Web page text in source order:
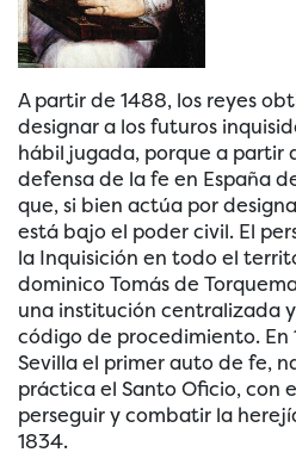
A partir de 1488, los reyes
designar a los futuros
hábil jugada, porque a partir
defensa de la fe en España
que, si bien actúa por
está bajo el poder civil. El
la Inquisición en todo el
dominico Tomás de
una institución centralizada
código de procedimiento. En
Sevilla el primer auto de fe,
práctica el Santo Oficio, con
perseguir y combatir la
1834.